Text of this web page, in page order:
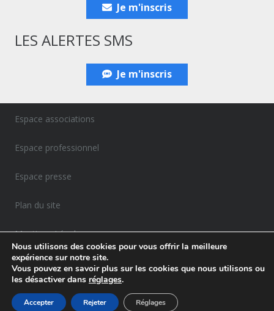
Je m'inscris
LES ALERTES SMS
Je m'inscris
Espace associations
Espace professionnel
Espace presse
Plan du site
Mentions Légales
Politique de confidentialité
Nous utilisons des cookies pour vous offrir la meilleure
expérience sur notre site.
Vous pouvez en savoir plus sur les cookies que nous utilisons ou
les désactiver dans réglages.
Accepter Rejeter Réglages